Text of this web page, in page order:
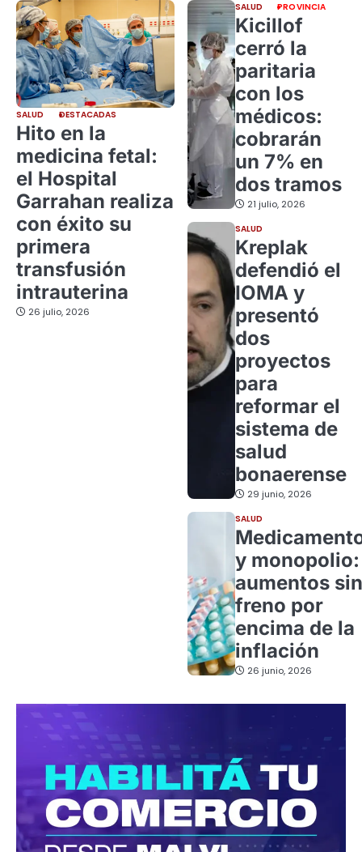
SALUD DESTACADAS
Hito en la
medicina fetal:
el Hospital
Garrahan realiza
con éxito su
primera
transfusión
intrauterina
26 julio, 2026
SALUD PROVINCIA
Kicillof
cerró la
paritaria
con los
médicos:
cobrarán
un 7% en
dos tramos
21 julio, 2026
SALUD
Kreplak
defendió el
IOMA y
presentó
dos
proyectos
para
reformar el
sistema de
salud
bonaerense
29 junio, 2026
SALUD
y monopolio:
aumentos sin
freno por
encima de la
inflación
26 junio, 2026